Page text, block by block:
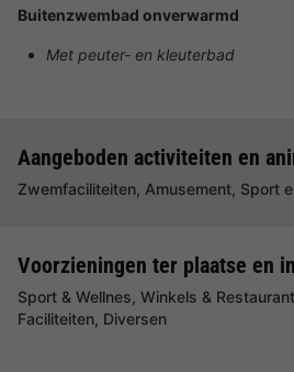
Buitenzwembad onverwarmd
Met peuter- en kleuterbad
Aangeboden activiteiten en
Zwemfaciliteiten, Amusement, Sport
Voorzieningen ter plaatse en
Sport & Wellnes, Winkels &
Faciliteiten, Diversen